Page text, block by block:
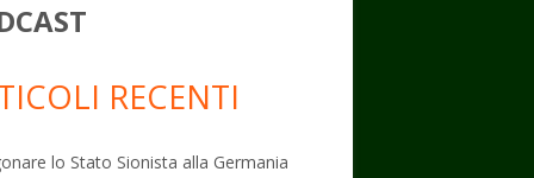
RECENTI
lo Stato Sionista alla Germania